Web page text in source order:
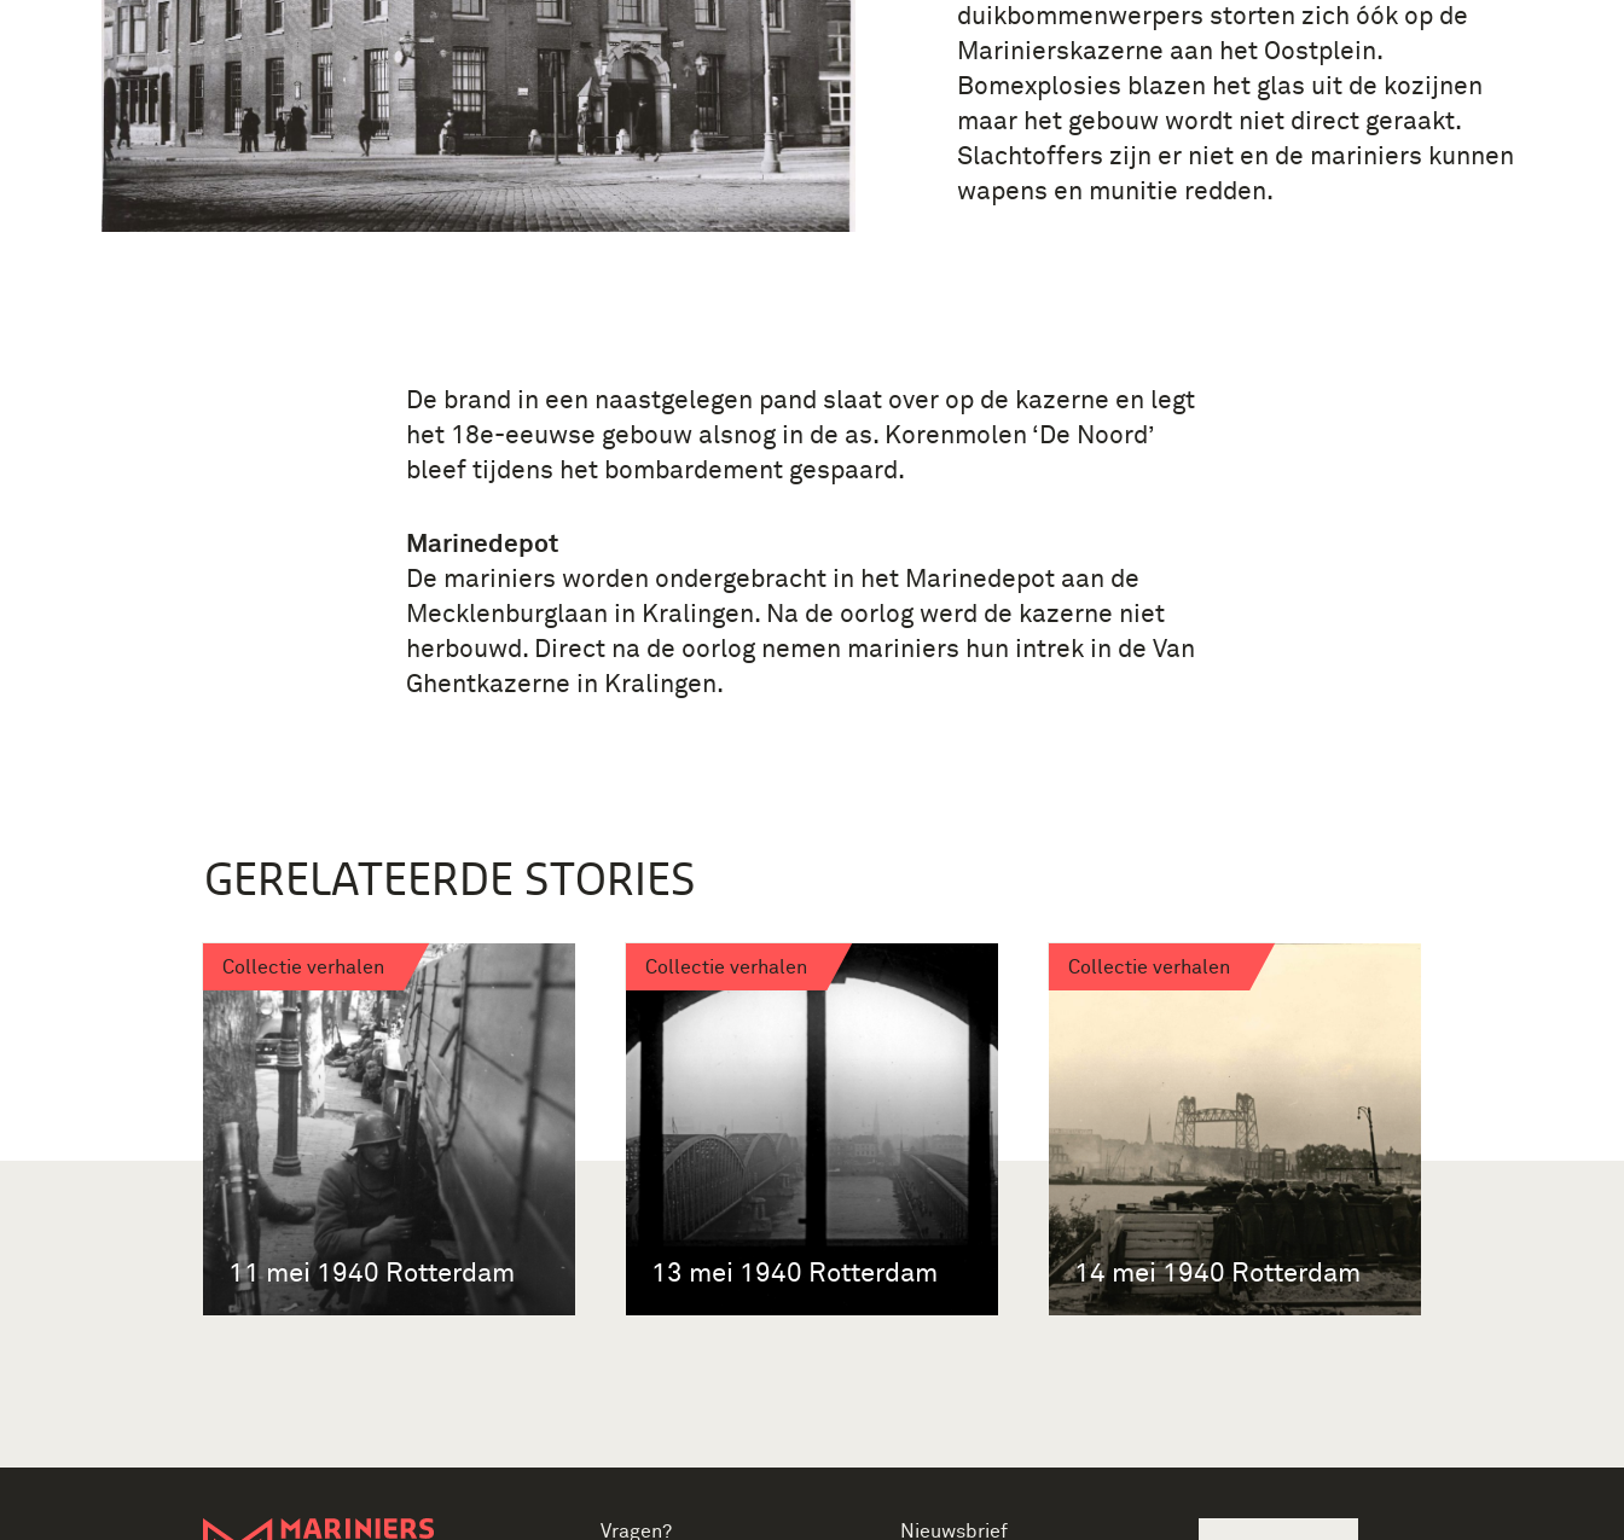
duikbommenwerpers storten zich óók op de
Marinierskazerne aan het Oostplein.
Bomexplosies blazen het glas uit de kozijnen
maar het gebouw wordt niet direct geraakt.
Slachtoffers zijn er niet en de mariniers kunnen
wapens en munitie redden.
De brand in een naastgelegen pand slaat over op de kazerne en legt
het 18e-eeuwse gebouw alsnog in de as. Korenmolen ‘De Noord’
bleef tijdens het bombardement gespaard.
Marinedepot
De mariniers worden ondergebracht in het Marinedepot aan de
Mecklenburglaan in Kralingen. Na de oorlog werd de kazerne niet
herbouwd. Direct na de oorlog nemen mariniers hun intrek in de Van
Ghentkazerne in Kralingen.
GERELATEERDE STORIES
Collectie verhalen
11 mei 1940 Rotterdam
Collectie verhalen
13 mei 1940 Rotterdam
Collectie verhalen
14 mei 1940 Rotterdam
Vragen? Nieuwsbrief